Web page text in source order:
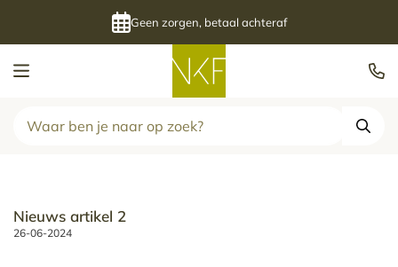
Kalenderfabriek
Geen zorgen, betaal achteraf
Nieuws artikel 2
26-06-2024